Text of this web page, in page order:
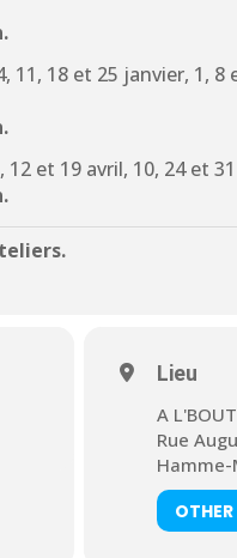
11, 18 et 25 janvier, 1, 8
12 et 19 avril, 10, 24 et
.
Lieu
A
Rue
Hamme-